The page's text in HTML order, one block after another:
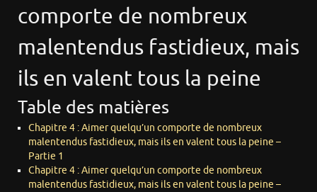
comporte de nombreux
malentendus fastidieux, mais
ils en valent tous la peine
Table des matières
Chapitre 4 : Aimer quelqu’un comporte de nombreux
malentendus fastidieux, mais ils en valent tous la peine –
Partie 1
Chapitre 4 : Aimer quelqu’un comporte de nombreux
malentendus fastidieux, mais ils en valent tous la peine –